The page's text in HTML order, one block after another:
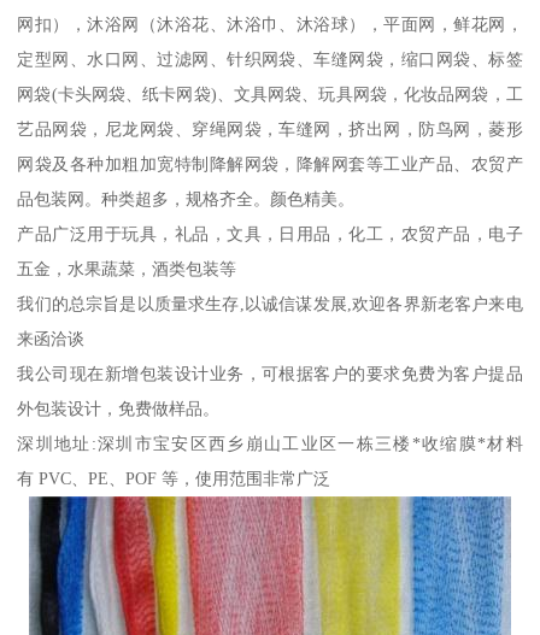
网扣），沐浴网（沐浴花、沐浴巾、沐浴球），平面网，鲜花网，
定型网、水口网、过滤网、针织网袋、车缝网袋，缩口网袋、标签
网袋(卡头网袋、纸卡网袋)、文具网袋、玩具网袋，化妆品网袋，工
艺品网袋，尼龙网袋、穿绳网袋，车缝网，挤出网，防鸟网，菱形
网袋及各种加粗加宽特制降解网袋，降解网套等工业产品、农贸产
品包装网。种类超多，规格齐全。颜色精美。
产品广泛用于玩具，礼品，文具，日用品，化工，农贸产品，电子
五金，水果蔬菜，酒类包装等
我们的总宗旨是以质量求生存,以诚信谋发展,欢迎各界新老客户来电
来函洽谈
我公司现在新增包装设计业务，可根据客户的要求免费为客户提品
外包装设计，免费做样品。
深圳地址:深圳市宝安区西乡崩山工业区一栋三楼*收缩膜*材料
有 PVC、PE、POF 等，使用范围非常广泛